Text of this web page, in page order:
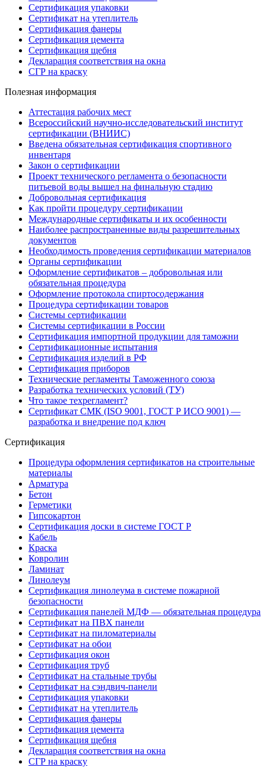
Сертификация упаковки
Сертификат на утеплитель
Сертификация фанеры
Сертификация цемента
Сертификация щебня
Декларация соответствия на окна
СГР на краску
Полезная информация
Аттестация рабочих мест
Всероссийский научно-исследовательский институт
сертификации (ВНИИС)
Введена обязательная сертификация спортивного
инвентаря
Закон о сертификации
Проект технического регламента о безопасности
питьевой воды вышел на финальную стадию
Добровольная сертификация
Как пройти процедуру сертификации
Международные сертификаты и их особенности
Наиболее распространенные виды разрешительных
документов
Необходимость проведения сертификации материалов
Органы сертификации
Оформление сертификатов – добровольная или
обязательная процедура
Оформление протокола спиртосодержания
Процедура сертификации товаров
Системы сертификации
Системы сертификации в России
Сертификация импортной продукции для таможни
Сертификационные испытания
Сертификация изделий в РФ
Сертификация приборов
Технические регламенты Таможенного союза
Разработка технических условий (ТУ)
Что такое техрегламент?
Сертификат СМК (ISO 9001, ГОСТ Р ИСО 9001) —
разработка и внедрение под ключ
Сертификация
Процедура оформления сертификатов на строительные
материалы
Арматура
Бетон
Герметики
Гипсокартон
Сертификация доски в системе ГОСТ Р
Кабель
Краска
Ковролин
Ламинат
Линолеум
Сертификация линолеума в системе пожарной
безопасности
Сертификация панелей МДФ — обязательная процедура
Сертификат на ПВХ панели
Сертификат на пиломатериалы
Сертификат на обои
Сертификация окон
Сертификация труб
Сертификат на стальные трубы
Сертификат на сэндвич-панели
Сертификация упаковки
Сертификат на утеплитель
Сертификация фанеры
Сертификация цемента
Сертификация щебня
Декларация соответствия на окна
СГР на краску